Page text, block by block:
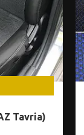
Tavria)